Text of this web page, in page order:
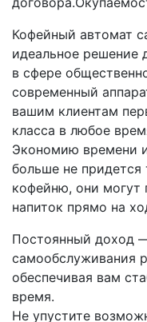
Кофейный автомат
идеальное решение
в сфере
современный
вашим клиентам
класса в любое
Экономию времени
больше не придется
кофейню, они могут
напиток прямо на
Постоянный доход
самообслуживания
обеспечивая вам
время.
Не упустите